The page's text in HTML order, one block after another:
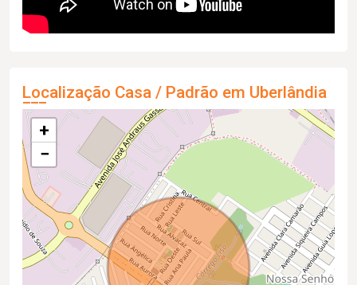
Localização Casa / Padrão em Uberlândia
+
−